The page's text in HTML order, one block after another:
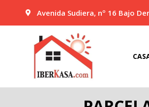
contenido
Avenida Sudiera, nº 16 Bajo